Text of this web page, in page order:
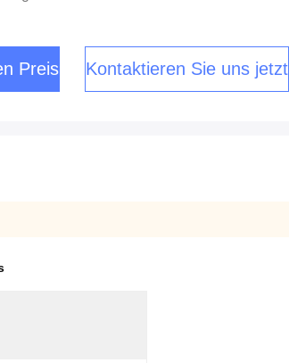
Preis Kontaktieren Sie uns jetzt